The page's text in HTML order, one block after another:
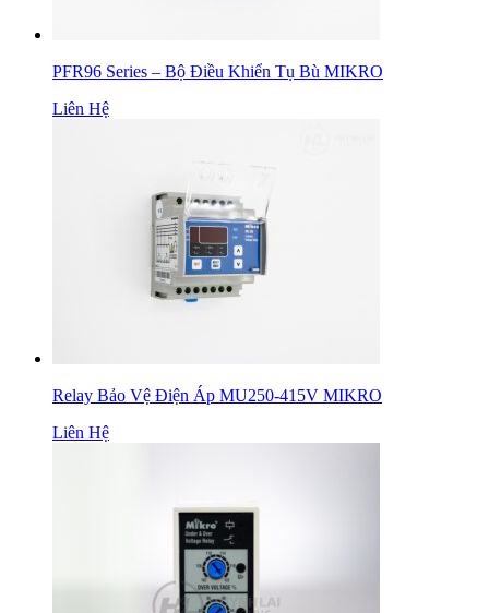
PFR96 Series – Bộ Điều Khiển Tụ Bù MIKRO
Liên Hệ
Relay Bảo Vệ Điện Áp MU250-415V MIKRO
Liên Hệ